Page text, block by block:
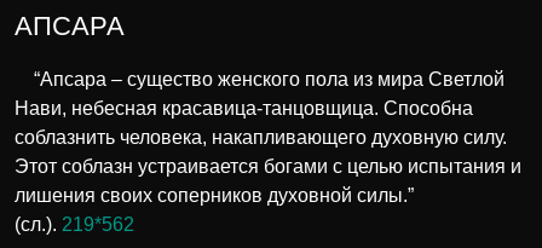
АПСАРА
“Апсара – существо женского пола из мира Светлой
Нави, небесная красавица-танцовщица. Способна
соблазнить человека, накапливающего духовную силу.
Этот соблазн устраивается богами с целью испытания и
лишения своих соперников духовной силы.”
(сл.). 219*562